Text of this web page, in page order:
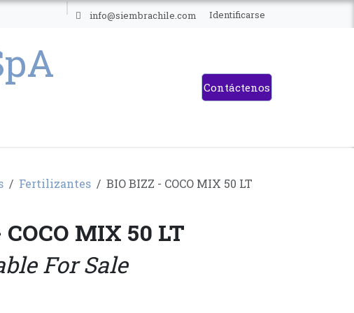
info@siembrachile.com Identificarse
Contáctenos
Fertilizantes BIO BIZZ - COCO MIX 50 LT
MIX 50 LT
For Sale